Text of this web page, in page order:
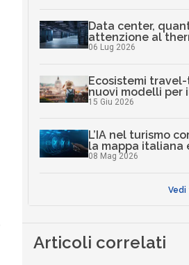
Data center,
attenzione al
06 Lug 2026
Ecosistemi
nuovi modelli per
15 Giu 2026
L’IA nel turismo
la mappa italiana
08 Mag 2026
Articoli correlati